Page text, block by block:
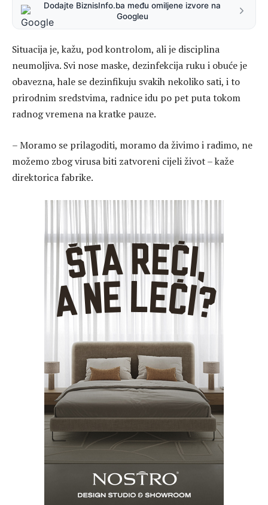
Dodajte BiznisInfo.ba među omiljene izvore na
Googleu
Situacija je, kažu, pod kontrolom, ali je disciplina
neumoljiva. Svi nose maske, dezinfekcija ruku i obuće je
obavezna, hale se dezinfikuju svakih nekoliko sati, i to
prirodnim sredstvima, radnice idu po pet puta tokom
radnog vremena na kratke pauze.
– Moramo se prilagoditi, moramo da živimo i radimo, ne
možemo zbog virusa biti zatvoreni cijeli život – kaže
direktorica fabrike.